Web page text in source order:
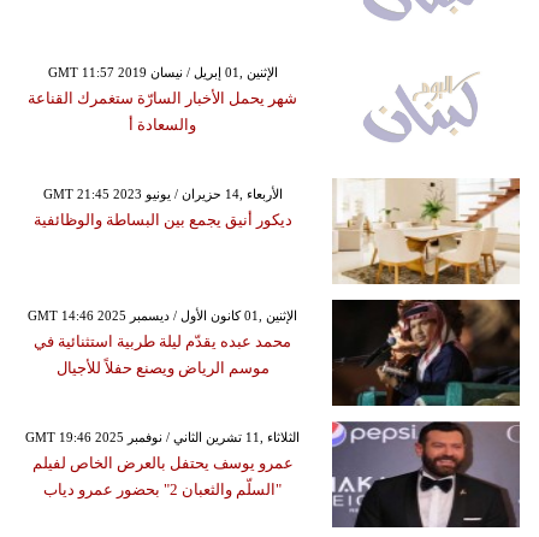
GMT 11:57 2019 الإثنين ,01 إبريل / نيسان
شهر يحمل الأخبار السارّة ستغمرك القناعة
والسعادة أ
GMT 21:45 2023 الأربعاء ,14 حزيران / يونيو
ديكور أنيق يجمع بين البساطة والوظائفية
GMT 14:46 2025 الإثنين ,01 كانون الأول / ديسمبر
محمد عبده يقدّم ليلة طربية استثنائية في
موسم الرياض ويصنع حفلاً للأجيال
GMT 19:46 2025 الثلاثاء ,11 تشرين الثاني / نوفمبر
عمرو يوسف يحتفل بالعرض الخاص لفيلم
"السلّم والثعبان 2" بحضور عمرو دياب